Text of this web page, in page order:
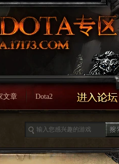
剑网3旗舰版 新天龙八部
由 诛仙世界 新仙侠5
文章 Dota2